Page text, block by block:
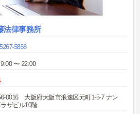
法律事務所
5858
〜 22:00
0016 大阪府大阪市浪速区元町1-5-7 ナン
ザビル10階